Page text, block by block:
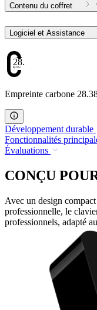
Contenu du coffret
Logiciel et Assistance
28.38
Empreinte carbone
Développement durable
Fonctionnalités
Évaluations
CONÇU
Avec un design
professionnelle, le
professionnels, adapté